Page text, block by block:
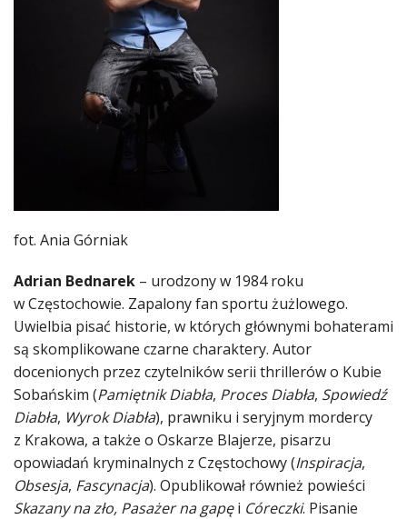
fot. Ania Górniak
Adrian Bednarek – urodzony w 1984 roku
w Częstochowie. Zapalony fan sportu żużlowego.
Uwielbia pisać historie, w których głównymi bohaterami
są skomplikowane czarne charaktery. Autor
docenionych przez czytelników serii thrillerów o Kubie
Sobańskim (Pamiętnik Diabła, Proces Diabła, Spowiedź
Diabła, Wyrok Diabła), prawniku i seryjnym mordercy
z Krakowa, a także o Oskarze Blajerze, pisarzu
opowiadań kryminalnych z Częstochowy (Inspiracja,
Obsesja, Fascynacja). Opublikował również powieści
Skazany nazło, Pasażer na gapęi Córeczki. Pisanie